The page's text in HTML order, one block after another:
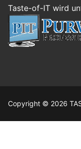
Taste-of-IT wird
Copyright © 2026